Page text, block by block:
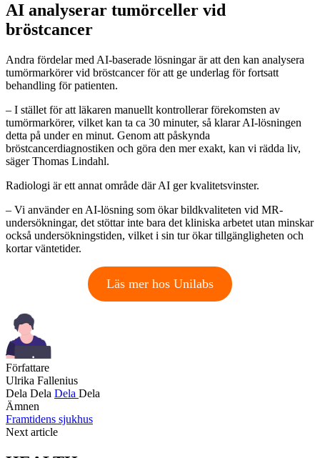
AI analyserar tumörceller vid
bröstcancer
Andra fördelar med AI-baserade lösningar är att den kan analysera
tumörmarkörer vid bröstcancer för att ge underlag för fortsatt
behandling för patienten.
– I stället för att läkaren manuellt kontrollerar förekomsten av
tumörmarkörer, vilket kan ta ca 30 minuter, så klarar AI-lösningen
detta på under en minut. Genom att påskynda
bröstcancerdiagnostiken och göra den mer exakt, kan vi rädda liv,
säger Thomas Lindahl.
Radiologi är ett annat område där AI ger kvalitetsvinster.
– Vi använder en AI-lösning som ökar bildkvaliteten vid MR-
undersökningar, det stöttar inte bara det kliniska arbetet utan minskar
också undersökningstiden, vilket i sin tur ökar tillgängligheten och
kortar väntetider.
Läs mer hos Unilabs
Författare
Ulrika Fallenius
Dela Dela Dela Dela
Ämnen
Framtidens sjukhus
Next article